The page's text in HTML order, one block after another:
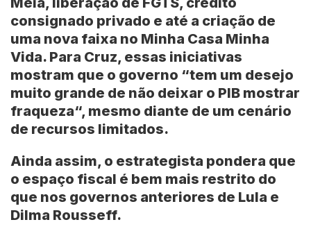
consignado privado e até a criação de
uma nova faixa no Minha Casa Minha
Vida. Para Cruz, essas iniciativas
mostram que o governo “tem um desejo
muito grande de não deixar o PIB mostrar
fraqueza“, mesmo diante de um cenário
de recursos limitados.
Ainda assim, o estrategista pondera que
o espaço fiscal é bem mais restrito do
que nos governos anteriores de Lula e
Dilma Rousseff.